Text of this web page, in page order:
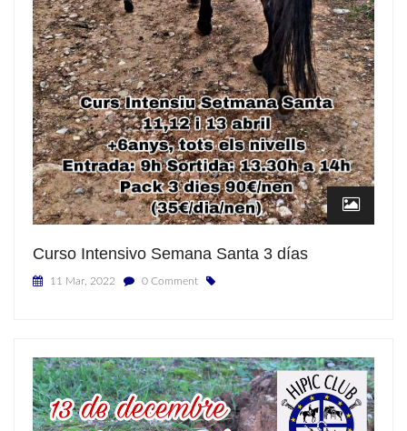
Curso Intensivo Semana Santa 3 días
11 Mar, 2022 0 Comment